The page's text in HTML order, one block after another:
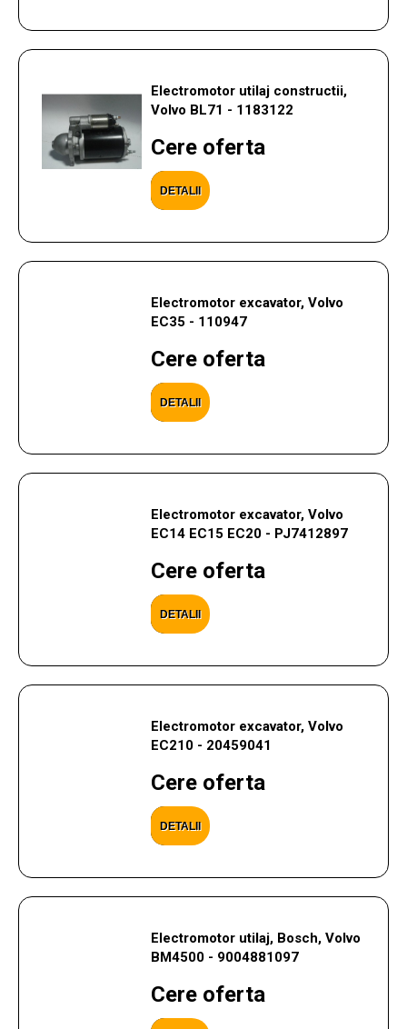
Electromotor utilaj constructii,
Volvo BL71 - 1183122
Cere oferta
DETALII
Electromotor excavator, Volvo
EC35 - 110947
Cere oferta
DETALII
Electromotor excavator, Volvo
EC14 EC15 EC20 - PJ7412897
Cere oferta
DETALII
Electromotor excavator, Volvo
EC210 - 20459041
Cere oferta
DETALII
Electromotor utilaj, Bosch, Volvo
BM4500 - 9004881097
Cere oferta